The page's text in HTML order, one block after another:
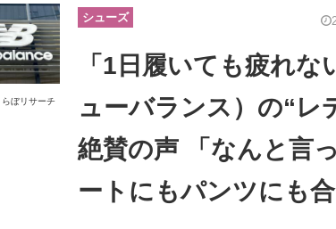
ジネスと働き方のヒント
ぼリサーチ
シューズ
「1日履いても疲れ
ューバランス）の“レ
絶賛の声 「なんと言
ートにもパンツにも合